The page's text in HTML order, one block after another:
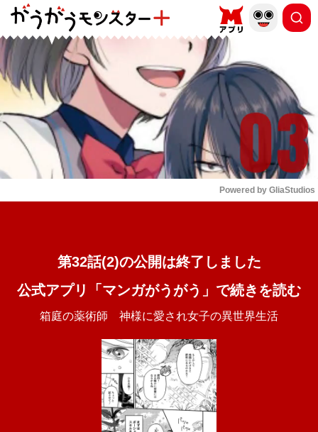
もっと読む
Powered by GliaStudios
第32話(2)の公開は終了しました
公式アプリ「マンガがうがう」で続きを読む
箱庭の薬術師 神様に愛され女子の異世界生活